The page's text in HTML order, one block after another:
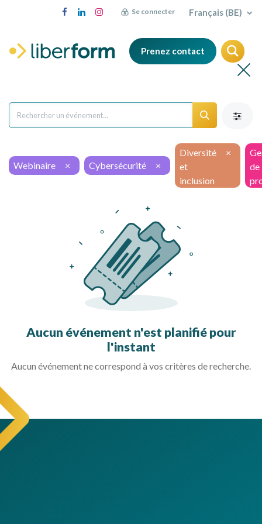
Se connecter Français (BE)
Prenez contact
Webinaire × Cybersécurité ×
Diversité
et
inclusion
×
de
Aucun événement n'est planifié pour
l'instant
Aucun événement ne correspond à vos critères de recherche.